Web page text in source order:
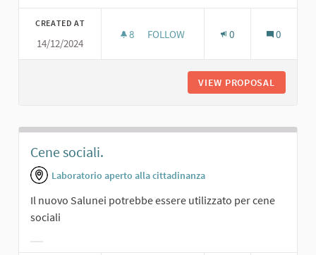
CREATED AT
14/12/2024
8 8 FOLLOWERS
FOLLOW 0 0
VIEW PROPOSAL
Cene sociali.
Laboratorio aperto alla cittadinanza
Il nuovo Salunei potrebbe essere utilizzato per cene
sociali